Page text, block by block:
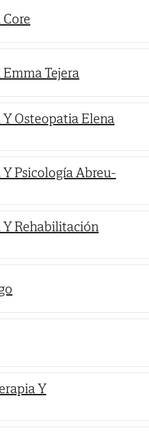
Tejera
Osteopatia Elena
Psicología Abreu-
Rehabilitación
Y